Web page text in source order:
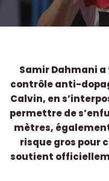
Samir Dahmani
contrôle anti-
Calvin, en
permettre de
mètres,
risque gros pour
soutient